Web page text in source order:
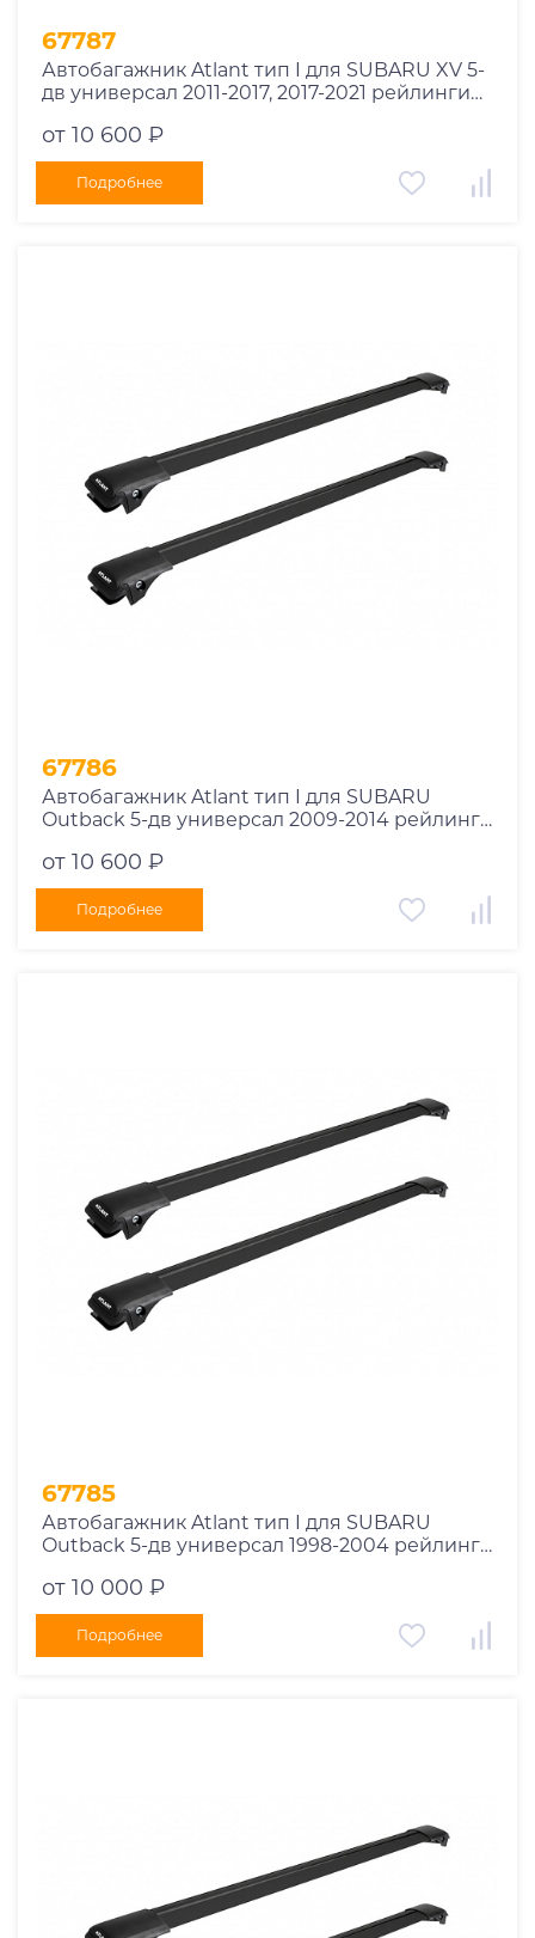
67787
Автобагажник Atlant тип I для SUBARU XV 5-
дв универсал 2011-2017, 2017-2021 рейлинги
от 10 600 ₽
Подробнее
67786
Автобагажник Atlant тип I для SUBARU
Outback 5-дв универсал 2009-2014 рейлинги
от 10 600 ₽
Подробнее
67785
Автобагажник Atlant тип I для SUBARU
Outback 5-дв универсал 1998-2004 рейлинги
от 10 000 ₽
Подробнее